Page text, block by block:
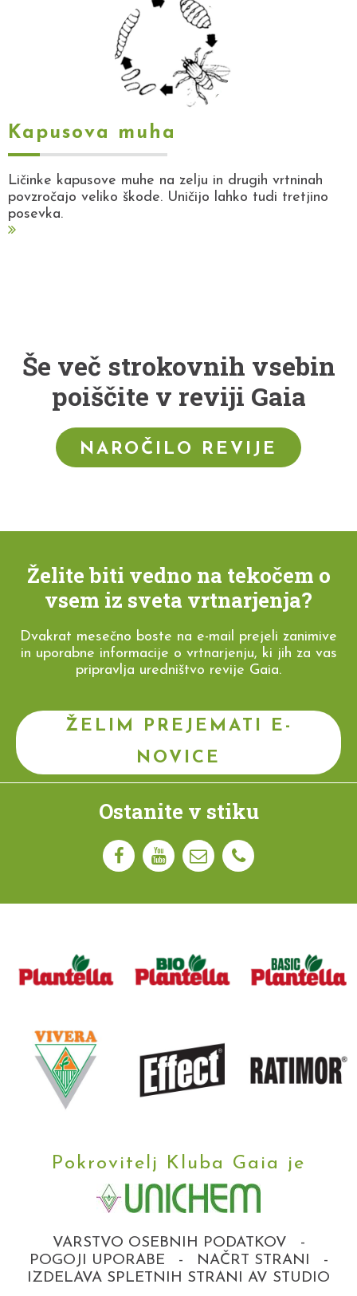
Kapusova muha
Ličinke kapusove muhe na zelju in drugih vrtninah
povzročajo veliko škode. Uničijo lahko tudi tretjino
posevka.
Še več strokovnih vsebin
poiščite v reviji Gaia
NAROČILO REVIJE
Želite biti vedno na tekočem o
vsem iz sveta vrtnarjenja?
Dvakrat mesečno boste na e-mail prejeli zanimive
in uporabne informacije o vrtnarjenju, ki jih za vas
pripravlja uredništvo revije Gaia.
ŽELIM PREJEMATI E-
NOVICE
Ostanite v stiku
Pokrovitelj Kluba Gaia je
VARSTVO OSEBNIH PODATKOV
-
POGOJI UPORABE
- NAČRT STRANI
-
IZDELAVA SPLETNIH STRANI AV STUDIO